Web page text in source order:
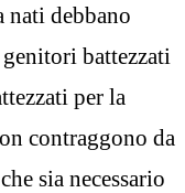
nati debbano
battezzati
per la
contraggono da
sia necessario